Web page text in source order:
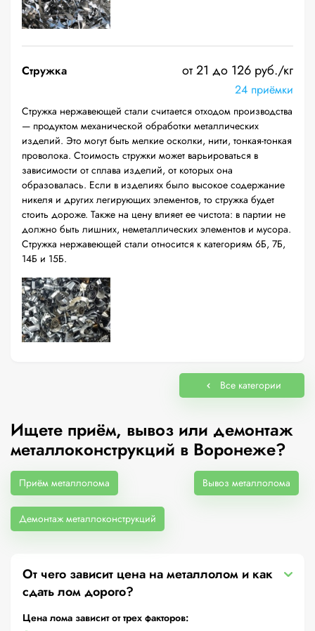
Стружка от 21 до 126 руб./кг
24 приёмки
Стружка нержавеющей стали считается отходом производства
— продуктом механической обработки металлических
изделий. Это могут быть мелкие осколки, нити, тонкая-тонкая
проволока. Стоимость стружки может варьироваться в
зависимости от сплава изделий, от которых она
образовалась. Если в изделиях было высокое содержание
никеля и других легирующих элементов, то стружка будет
стоить дороже. Также на цену влияет ее чистота: в партии не
должно быть лишних, неметаллических элементов и мусора.
Стружка нержавеющей стали относится к категориям 6Б, 7Б,
14Б и 15Б.
Все категории
Ищете приём, вывоз или демонтаж
металлоконструкций в Воронеже?
Приём металлолома Вывоз металлолома
Демонтаж металлоконструкций
От чего зависит цена на металлолом и как
сдать лом дорого?
Цена лома зависит от трех факторов: